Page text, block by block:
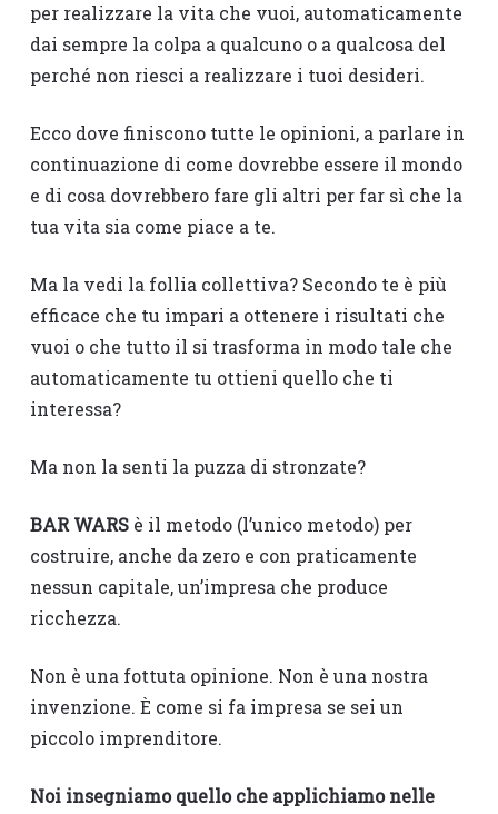
per realizzare la vita che vuoi, automaticamente
dai sempre la colpa a qualcuno o a qualcosa del
perché non riesci a realizzare i tuoi desideri.
Ecco dove finiscono tutte le opinioni, a parlare in
continuazione di come dovrebbe essere il mondo
e di cosa dovrebbero fare gli altri per far sì che la
tua vita sia come piace a te.
Ma la vedi la follia collettiva? Secondo te è più
efficace che tu impari a ottenere i risultati che
vuoi o che tutto il si trasforma in modo tale che
automaticamente tu ottieni quello che ti
interessa?
Ma non la senti la puzza di stronzate?
BAR WARSè il metodo (l’unico metodo) per
costruire, anche da zero e con praticamente
nessun capitale, un’impresa che produce
ricchezza.
Non è una fottuta opinione. Non è una nostra
invenzione. È come si fa impresa se sei un
piccolo imprenditore.
Noi insegniamo quello che applichiamo nelle